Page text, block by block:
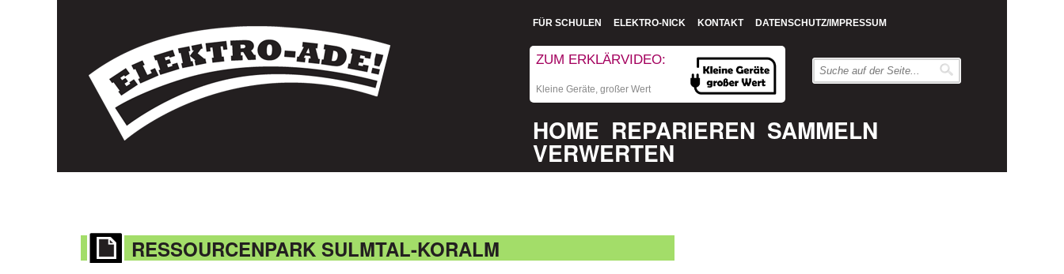
FÜR SCHULEN ELEKTRO-NICK KONTAKT DATENSCHUTZ/IMPRESSUM
ZUM ERKLÄRVIDEO:
Kleine Geräte, großer Wert
HOME REPARIEREN SAMMELN
VERWERTEN
RESSOURCENPARK SULMTAL-KORALM